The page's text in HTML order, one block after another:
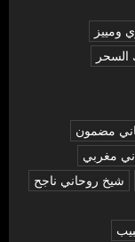
ومييز
السحر
مضمون
مغربي
شيخ روحاني ناجح